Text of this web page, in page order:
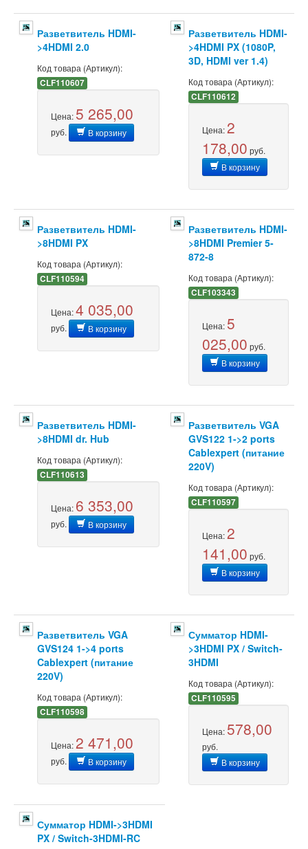
Разветвитель HDMI-
>4HDMI 2.0
Код товара (Артикул):
CLF110607
Цена: 5 265,00
руб. В корзину
Разветвитель HDMI-
>4HDMI PX (1080P,
3D, HDMI ver 1.4)
Код товара (Артикул):
CLF110612
Цена: 2
178,00 руб.
В корзину
Разветвитель HDMI-
>8HDMI PX
Код товара (Артикул):
CLF110594
Цена:4 035,00
руб. В корзину
Разветвитель HDMI-
>8HDMI Premier 5-
872-8
Код товара (Артикул):
CLF103343
Цена: 5
025,00 руб.
В корзину
Разветвитель HDMI-
>8HDMI dr. Hub
Код товара (Артикул):
CLF110613
Цена: 6 353,00
руб. В корзину
Разветвитель VGA
GVS122 1->2 ports
Cablexpert (питание
220V)
Код товара (Артикул):
CLF110597
Цена: 2
141,00 руб.
В корзину
Разветвитель VGA
GVS124 1->4 ports
Cablexpert (питание
220V)
Код товара (Артикул):
CLF110598
Цена: 2 471,00
руб. В корзину
Сумматор HDMI-
>3HDMI PX / Switch-
3HDMI
Код товара (Артикул):
CLF110595
Цена: 578,00
руб.
В корзину
Сумматор HDMI->3HDMI
PX / Switch-3HDMI-RC